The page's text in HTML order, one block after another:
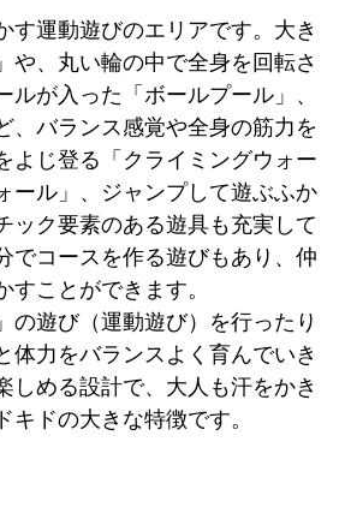
す運動遊びのエリアです。大き
や、丸い輪の中で全身を回転さ
が入った「ボールプール」、
、バランス感覚や全身の筋力を
よじ登る「クライミングウォー
ール」、ジャンプして遊ぶふか
ック要素のある遊具も充実して
でコースを作る遊びもあり、仲
ことができます。
の遊び（運動遊び）を行ったり
体力をバランスよく育んでいき
しめる設計で、大人も汗をかき
ドの大きな特徴です。